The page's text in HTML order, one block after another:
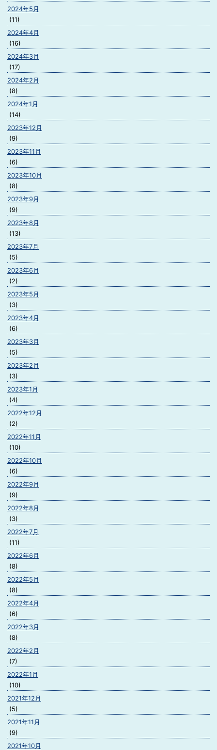
2024年5月
(11)
2024年4月
(16)
2024年3月
(17)
2024年2月
(8)
2024年1月
(14)
2023年12月
(9)
2023年11月
(6)
2023年10月
(8)
2023年9月
(9)
2023年8月
(13)
2023年7月
(5)
2023年6月
(2)
2023年5月
(3)
2023年4月
(6)
2023年3月
(5)
2023年2月
(3)
2023年1月
(4)
2022年12月
(2)
2022年11月
(10)
2022年10月
(6)
2022年9月
(9)
2022年8月
(3)
2022年7月
(11)
2022年6月
(8)
2022年5月
(8)
2022年4月
(6)
2022年3月
(8)
2022年2月
(7)
2022年1月
(10)
2021年12月
(5)
2021年11月
(9)
2021年10月